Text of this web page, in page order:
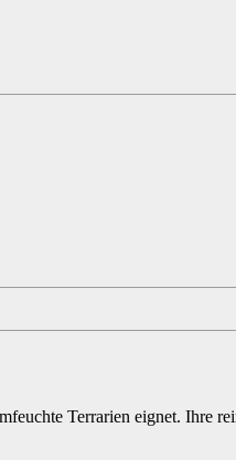
Terrarien eignet. Ihre